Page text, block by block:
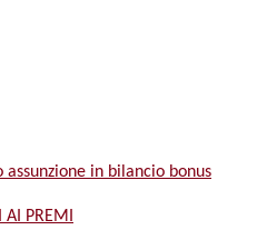
assunzione in bilancio bonus
AI PREMI